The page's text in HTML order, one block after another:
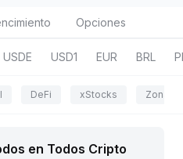
Opciones
USDE USD1 EUR BRL
DeFi xStocks Zona
en Todos Cripto